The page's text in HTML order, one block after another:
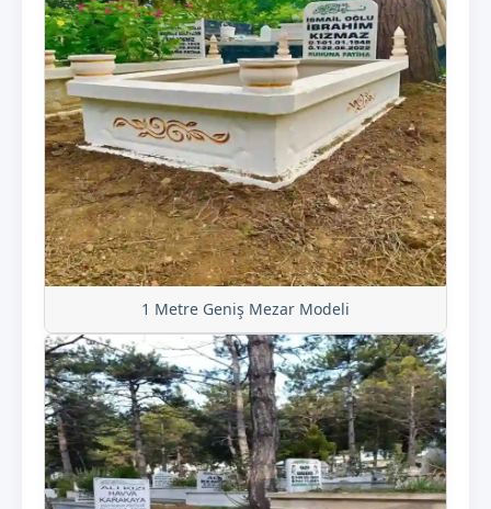
1 Metre Geniş Mezar Modeli